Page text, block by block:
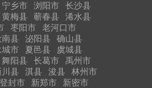
宁乡市 浏阳市
长沙县
黄梅县 蕲春县
浠水县
枣阳市
老河口市
南县 泌阳县
确山县
城市 夏邑县
虞城县
舞阳县 长葛市
禹州市
川县 淇县 浚县
林州市
登封市 新郑市
新密市